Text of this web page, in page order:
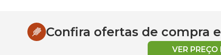
Confira ofertas de compra
VER